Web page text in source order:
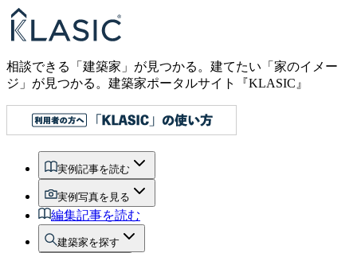
相談できる「建築家」が見つかる。建てたい「家のイメー
ジ」が見つかる。 建築家ポータルサイト『KLASIC』
実例記事を読む
実例写真を見る
編集記事を読む
建築家を探す